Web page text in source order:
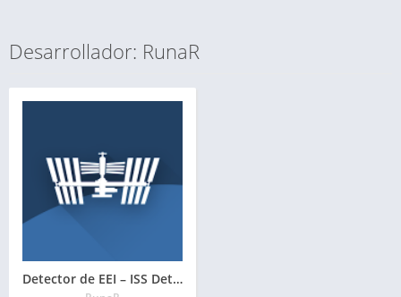
Desarrollador: RunaR
Detector de EEI – ISS Detector